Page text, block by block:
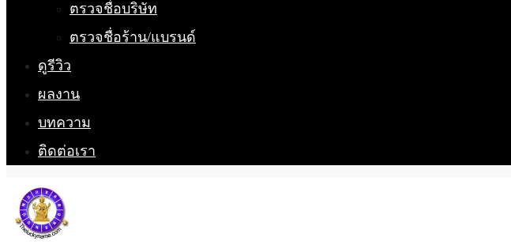
ตรวจชื่อบริษัท
ตรวจชื่อร้าน/แบรนด์
ดูรีวิว
ผลงาน
บทความ
ติดต่อเรา